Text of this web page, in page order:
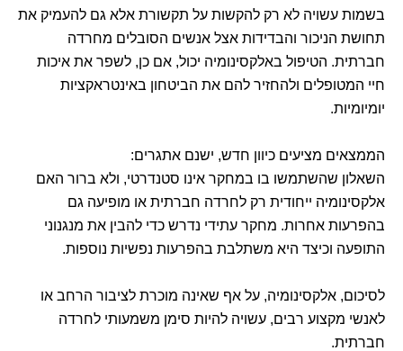
בשמות עשויה לא רק להקשות על תקשורת אלא גם להעמיק את
תחושת הניכור והבדידות אצל אנשים הסובלים מחרדה
חברתית. הטיפול באלקסינומיה יכול, אם כן, לשפר את איכות
חיי המטופלים ולהחזיר להם את הביטחון באינטראקציות
יומיומיות.
הממצאים מציעים כיוון חדש, ישנם אתגרים:
השאלון שהשתמשו בו במחקר אינו סטנדרטי, ולא ברור האם
אלקסינומיה ייחודית רק לחרדה חברתית או מופיעה גם
בהפרעות אחרות. מחקר עתידי נדרש כדי להבין את מנגנוני
התופעה וכיצד היא משתלבת בהפרעות נפשיות נוספות.
לסיכום, אלקסינומיה, על אף שאינה מוכרת לציבור הרחב או
לאנשי מקצוע רבים, עשויה להיות סימן משמעותי לחרדה
חברתית.